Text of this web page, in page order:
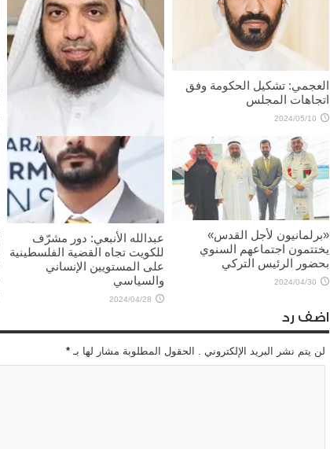
العجمي: تشكيل الحكومة وفق
اتجاهات المجلس
2024/05/10
محمد الداهوم: هموم المواطنين
إصلاح الطرق و«الصحة»
2024/05/10
«برلمانيون لأجل القدس»
يختتمون اجتماعهم السنوي
بحضور الرئيس التركي
2024/04/30
عبدالله الأنبعي: دور مشرّف
للكويت تجاه القضية الفلسطينية
على المستويين الإنساني
والسياسي
2024/04/28
اضف رد
لن يتم نشر البريد الإلكتروني . الحقول المطلوبة مشار لها بـ *